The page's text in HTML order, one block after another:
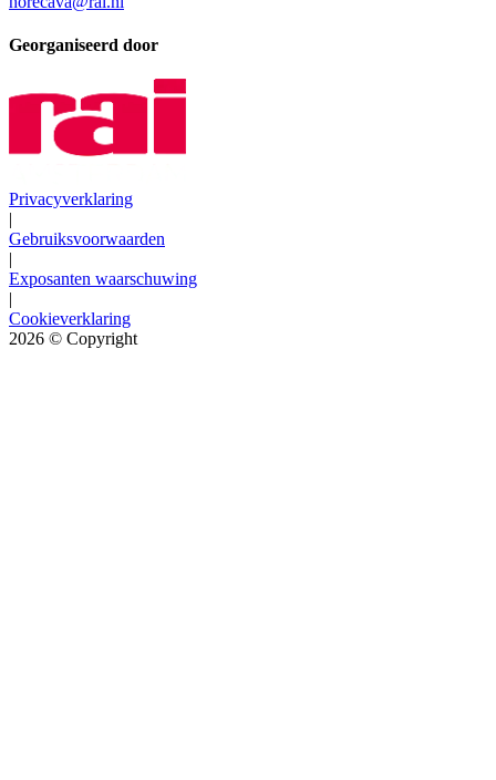
Georganiseerd door
Privacyverklaring
|
Gebruiksvoorwaarden
|
Exposanten waarschuwing
|
Cookieverklaring
2026 © Copyright